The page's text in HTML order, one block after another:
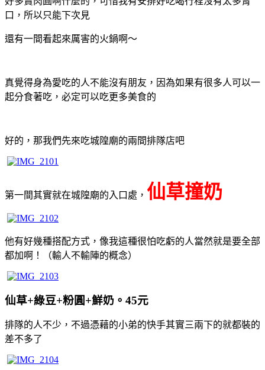
口，所以只能下次見
還有一間看起來厲害的火鍋啊～
真覺得身為愛吃的人不能沒有朋友，因為如果有很多人可以一
起分食著吃，必定可以吃更多美食的
好的，那我們先來吃城隍廟的兩間排隊店吧
第一間其實就在城隍廟的入口處， 仙草撞奶
他有好幾種搭配方式，像我這種很怕吃虧的人當然就是要全部
都加啊！（輸人不輸陣的概念）
仙草+綠豆+粉圓+鮮奶。45元
排隊的人不少，不過憑藉的小弟的快手其實三兩下的就都裝的
差不多了